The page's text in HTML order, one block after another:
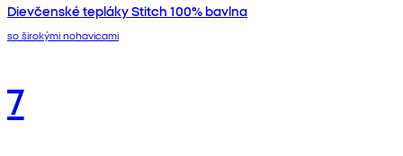
Dievčenské tepláky Stitch 100% bavlna
so širokými nohavicami
7